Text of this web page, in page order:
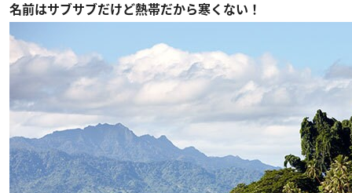
名前はサブサブだけど熱帯だから寒くない！